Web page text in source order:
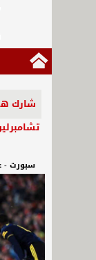
شارك
سبورت -